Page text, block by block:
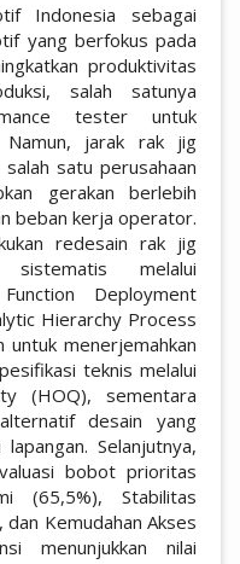
Indonesia sebagai
yang berfokus pada
produktivitas
salah satunya
tester untuk
Namun, jarak rak jig
satu perusahaan
gerakan berlebih
beban kerja operator.
redesain rak jig
sistematis melalui
Deployment
Hierarchy Process
untuk menerjemahkan
teknis melalui
(HOQ), sementara
desain yang
Selanjutnya,
bobot prioritas
(65,5%), Stabilitas
Kemudahan Akses
menunjukkan nilai